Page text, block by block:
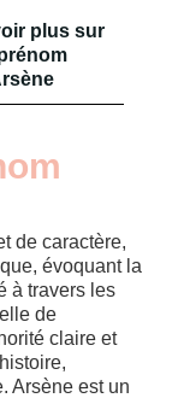
plus sur
de caractère,
évoquant la
à travers les
de
claire et
Arsène est un